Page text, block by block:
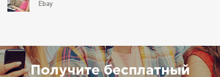
Ebay
Получите бесплатный